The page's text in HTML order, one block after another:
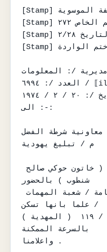
[Stamp] رئاسة الطائفة الموسوية
[Stamp] رقم الخاص ٢٧٢
[Stamp] التاريخ ٢/٢٨ / ⟦illegible⟧
[Stamp] ختم الواردة
مديرية /: المعلومات
العدد /: ٦٩٩٤ / ⟦illegible⟧
التاريخ /: ٢٠ / ٢ / ١٩٧٤
الى :-:
معاونية شرطة الفضل
م / تبليغ يهودية
يرجى تبليغ اليهودية ( خاتون حوكي صالح
شنطوب ) بالحضور
الى مديرية الجنسية العامة / شعبة المهمات
/ علما بانها تسكن
( المهدية ) ست هدية رقم الدار ٢٩ / ١١٩
بالسرعة الممكنة
واعلامنا .